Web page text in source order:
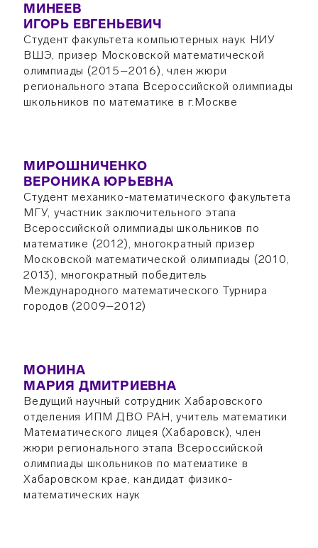
МИНЕЕВ
ИГОРЬ ЕВГЕНЬЕВИЧ
Студент факультета компьютерных наук НИУ
ВШЭ, призер Московской математической
олимпиады (2015–2016), член жюри
регионального этапа Всероссийской олимпиады
школьников по математике в г.Москве
МИРОШНИЧЕНКО
ВЕРОНИКА ЮРЬЕВНА
Студент механико-математического факультета
МГУ, участник заключительного этапа
Всероссийской олимпиады школьников по
математике (2012), многократный призер
Московской математической олимпиады (2010,
2013), многократный победитель
Международного математического Турнира
городов (2009–2012)
МОНИНА
МАРИЯ ДМИТРИЕВНА
Ведущий научный сотрудник Хабаровского
отделения ИПМ ДВО РАН, учитель математики
Математического лицея (Хабаровск), член
жюри регионального этапа Всероссийской
олимпиады школьников по математике в
Хабаровском крае, кандидат физико-
математических наук